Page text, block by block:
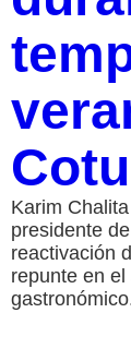
Karim
presidente
reactivación
repunte en el